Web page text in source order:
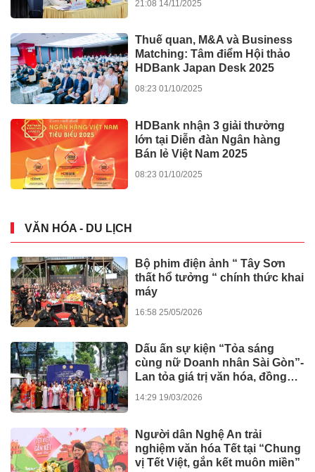
TIN TỨC - SỰ KIỆN
TPHCM tháo gỡ dự án: Không
bắt doanh nghiệp gánh lỗi của
Nhà nước
Trung tâm Trọng tài Thương
mại Quốc tế TGAC: Lan tỏa
niềm tin, kiến tạo giá trị nhân
Oanh: "Hành lang pháp lý là bệ
phóng cho sự sáng tạo số"
14:46 06/04/2026
TPHCM: Tranh chấp tài sản
đồng!
09:32 10/01/2026
BẤT ĐỘNG SẢN
Swiss Eden gây tiếng vang lớn
tại Dot Property Vietnam